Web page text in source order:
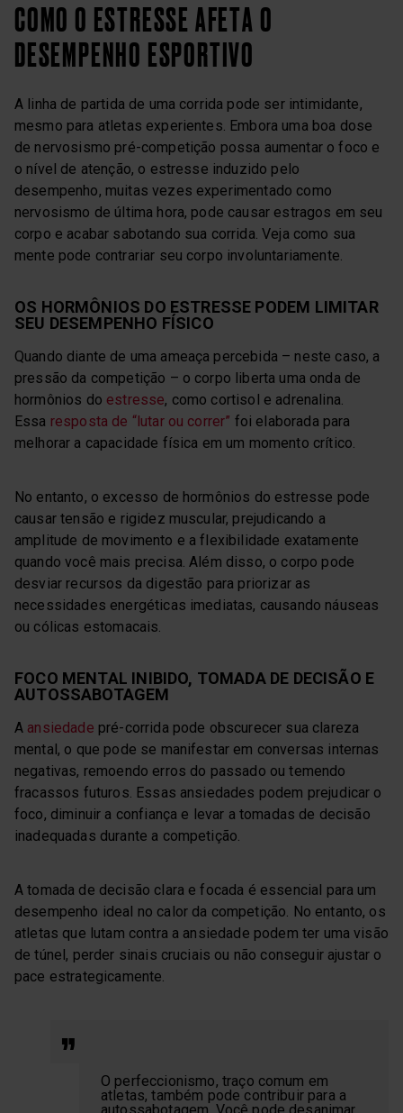
COMO O ESTRESSE AFETA O
DESEMPENHO ESPORTIVO
A linha de partida de uma corrida pode ser intimidante,
mesmo para atletas experientes. Embora uma boa dose
de nervosismo pré-competição possa aumentar o foco e
o nível de atenção, o estresse induzido pelo
desempenho, muitas vezes experimentado como
nervosismo de última hora, pode causar estragos em seu
corpo e acabar sabotando sua corrida. Veja como sua
mente pode contrariar seu corpo involuntariamente.
OS HORMÔNIOS DO ESTRESSE PODEM LIMITAR
SEU DESEMPENHO FÍSICO
Quando diante de uma ameaça percebida – neste caso, a
pressão da competição – o corpo liberta uma onda de
hormônios do estresse, como cortisol e adrenalina.
Essa resposta de “lutar ou correr” foi elaborada para
melhorar a capacidade física em um momento crítico.
No entanto, o excesso de hormônios do estresse pode
causar tensão e rigidez muscular, prejudicando a
amplitude de movimento e a flexibilidade exatamente
quando você mais precisa. Além disso, o corpo pode
desviar recursos da digestão para priorizar as
necessidades energéticas imediatas, causando náuseas
ou cólicas estomacais.
FOCO MENTAL INIBIDO, TOMADA DE DECISÃO E
AUTOSSABOTAGEM
A ansiedade pré-corrida pode obscurecer sua clareza
mental, o que pode se manifestar em conversas internas
negativas, remoendo erros do passado ou temendo
fracassos futuros. Essas ansiedades podem prejudicar o
foco, diminuir a confiança e levar a tomadas de decisão
inadequadas durante a competição.
A tomada de decisão clara e focada é essencial para um
desempenho ideal no calor da competição. No entanto, os
atletas que lutam contra a ansiedade podem ter uma visão
de túnel, perder sinais cruciais ou não conseguir ajustar o
pace estrategicamente.
O perfeccionismo, traço comum em
atletas, também pode contribuir para a